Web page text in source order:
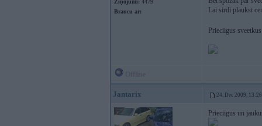
Ziņojumi: 4479
Braucu ar:
Lai sirdī plaukst
Prieciigus
Jantarix 24. Dec 2009, 13:26
Prieciigus un